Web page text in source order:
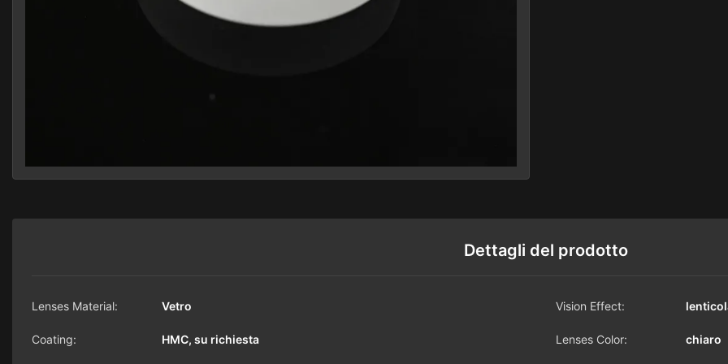
Dettagli del prodotto
Lenses Material: Vetro Vision Effect:
Coating: HMC, su richiesta Lenses Color: chiaro